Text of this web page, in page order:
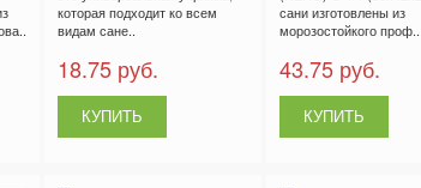
которая подходит ко всем
видам сане..
18.75 руб.
сани изготовлены из
морозостойкого проф..
43.75 руб.